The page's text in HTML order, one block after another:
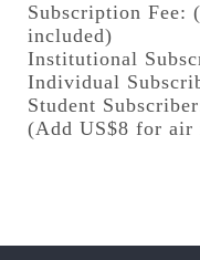
Subscription Fee:
included)
Institutional
Individual
Student
(Add US$8 for air